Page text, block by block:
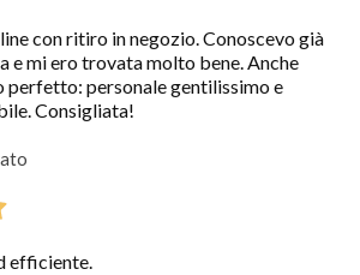
con ritiro in negozio. Conoscevo già
e mi ero trovata molto bene. Anche
personale gentilissimo e
Consigliata!
efficiente.